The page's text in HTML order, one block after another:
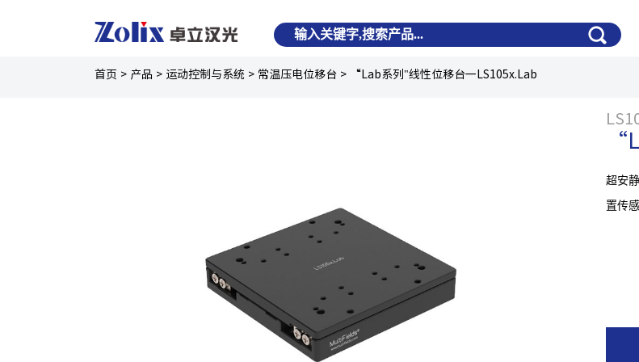
首页 > 产品 > 运动控制与系统 > 常温压电位移台 > “Lab系列"线性位移台一LS105x.Lab
超安
置传